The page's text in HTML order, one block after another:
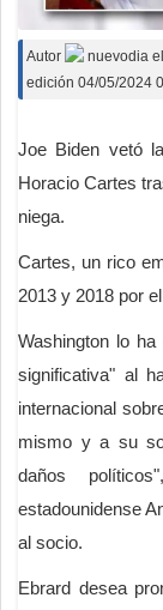
Autor nuevodia el
edición 04/05/2024
Joe Biden vetó
Horacio Cartes
niega.
Cartes, un rico
2013 y 2018 por
Washington lo
significativa" al
internacional
mismo y a su
daños
estadounidense
al socio.
Ebrard desea